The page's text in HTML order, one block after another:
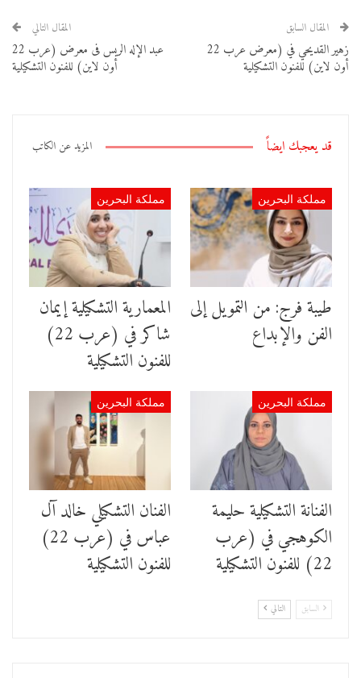
المقال السابق
زهير القديحي في (معرض عرب 22
أون لاين) للفنون التشكيلية
المقال التالي
عبد الإله الريس فى معرض (عرب 22
أون لاين) للفنون التشكيلية
قد يعجبك ايضاً المزيد عن الكاتب
مملكة البحرين
طيبة فرج: من التمويل إلى
الفن والإبداع
مملكة البحرين
المعمارية التشكيلية إيمان
شاكر في (عرب 22)
للفنون التشكيلية
مملكة البحرين
الفنانة التشكيلية ﺣﻠﻴﻤﺔ
ﺍﻟﻜﻮﻫﺠﻲ في (عرب
22) للفنون التشكيلية
مملكة البحرين
الفنان التشكيلي خالد آل
عباس في (عرب 22)
للفنون التشكيلية
السابق التالي